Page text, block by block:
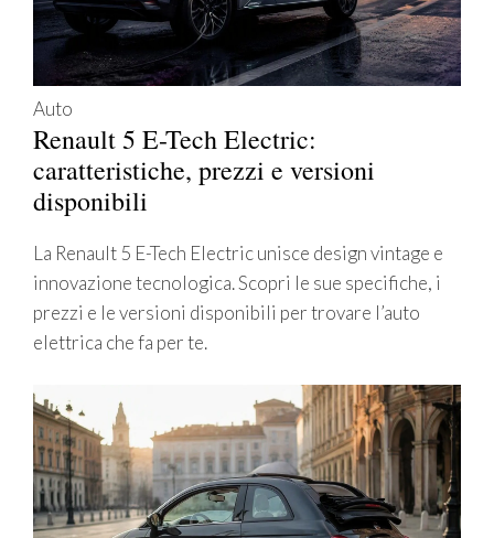
Auto
Renault 5 E-Tech Electric:
caratteristiche, prezzi e versioni
disponibili
La Renault 5 E-Tech Electric unisce design vintage e
innovazione tecnologica. Scopri le sue specifiche, i
prezzi e le versioni disponibili per trovare l’auto
elettrica che fa per te.